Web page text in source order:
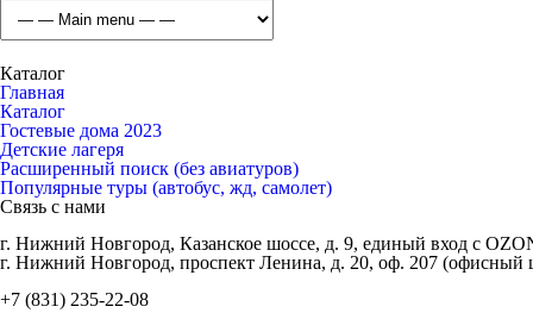
Каталог
Главная
Каталог
Гостевые дома 2023
Детские лагеря
Расширенный поиск (без авиатуров)
Популярные туры (автобус, жд, самолет)
Связь с нами
г. Нижний Новгород, Казанское шоссе, д. 9, единый вход с
г. Нижний Новгород, проспект Ленина, д. 20, оф. 207 (офисный
+7 (831) 235-22-08